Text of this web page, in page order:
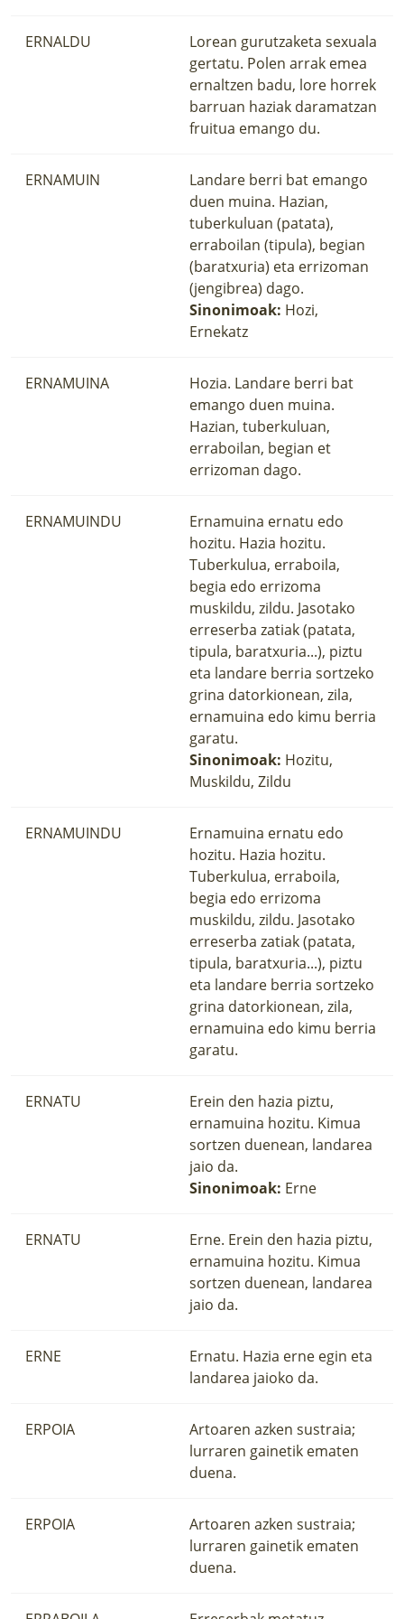
ERNALDU
Lorean gurutzaketa sexuala
gertatu. Polen arrak emea
ernaltzen badu, lore horrek
barruan haziak daramatzan
fruitua emango du.
ERNAMUIN
Landare berri bat emango
duen muina. Hazian,
tuberkuluan (patata),
erraboilan (tipula), begian
(baratxuria) eta errizoman
(jengibrea) dago.
Sinonimoak: Hozi,
Ernekatz
ERNAMUINA
Hozia. Landare berri bat
emango duen muina.
Hazian, tuberkuluan,
erraboilan, begian et
errizoman dago.
ERNAMUINDU
Ernamuina ernatu edo
hozitu. Hazia hozitu.
Tuberkulua, erraboila,
begia edo errizoma
muskildu, zildu. Jasotako
erreserba zatiak (patata,
tipula, baratxuria...), piztu
eta landare berria sortzeko
grina datorkionean, zila,
ernamuina edo kimu berria
garatu.
Sinonimoak: Hozitu,
Muskildu, Zildu
ERNAMUINDU
Ernamuina ernatu edo
hozitu. Hazia hozitu.
Tuberkulua, erraboila,
begia edo errizoma
muskildu, zildu. Jasotako
erreserba zatiak (patata,
tipula, baratxuria...), piztu
eta landare berria sortzeko
grina datorkionean, zila,
ernamuina edo kimu berria
garatu.
ERNATU
Erein den hazia piztu,
ernamuina hozitu. Kimua
sortzen duenean, landarea
jaio da.
Sinonimoak: Erne
ERNATU
Erne. Erein den hazia piztu,
ernamuina hozitu. Kimua
sortzen duenean, landarea
jaio da.
ERNE
Ernatu. Hazia erne egin eta
landarea jaioko da.
ERPOIA
Artoaren azken sustraia;
lurraren gainetik ematen
duena.
ERPOIA
Artoaren azken sustraia;
lurraren gainetik ematen
duena.